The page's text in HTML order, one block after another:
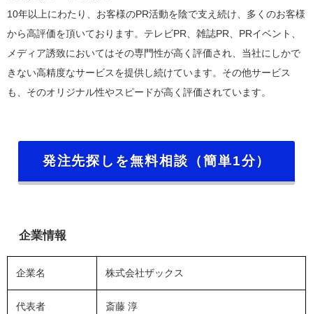
10年以上にわたり、お客様のPR活動を陰で支え続け、多くのお客様
から高評価を頂いております。テレビPR、雑誌PR、PRイベント、
メディア誘致においてはその専門性が高く評価され、当社にしかで
きない高精度なサービスを提供し続けています。その他サービス
も、そのオリジナル性やスピードが高く評価されています。
発注先探しを無料相談（簡単1分）
企業情報
企業名 株式会社ザックス
代表者 斎藤 淳